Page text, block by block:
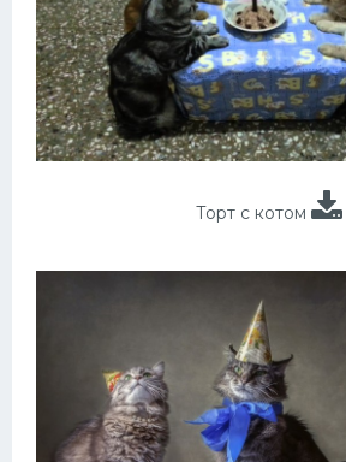
Торт с котом